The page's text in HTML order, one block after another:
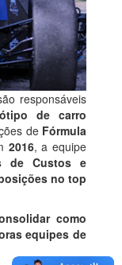
responsáveis
de carro
deFórmula
2016, a equipe
de Custos e
no top
como
equipes de